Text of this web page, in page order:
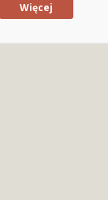
Więcej